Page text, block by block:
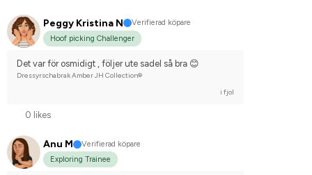
Peggy Kristina N
Verifierad köpare
Hoof picking Challenger
Det var för osmidigt , följer ute sadel så bra 😊
Dressyrschabrak Amber JH Collection®
i fjol
0 likes
Anu M
Verifierad köpare
Exploring Trainee